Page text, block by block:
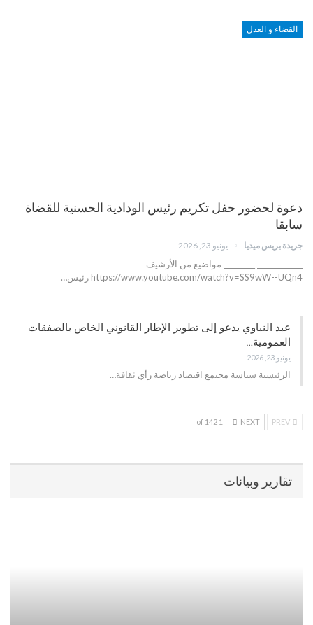
القضاء و العدل
دعوة لحضور حفل تكريم رئيس الودادية الحسنية للقضاة
سابقا
جريدة بريس ميديا يونيو 23, 2026
_____________ _________ مواضيع من الأرشيف
https://www.youtube.com/watch?v=SS9wW--UQn4 رئيس…
عبد النباوي يدعو إلى تطوير الإطار القانوني الخاص بالصفقات
العمومية…
يونيو 23, 2026
الرئيسية سياسة مجتمع اقتصاد رياضة رأي ثقافة…
NEXT
1 of 142
تقارير وبيانات